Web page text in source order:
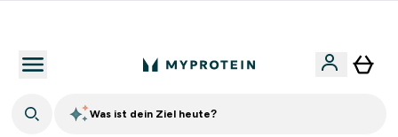
Was ist dein Ziel heute?